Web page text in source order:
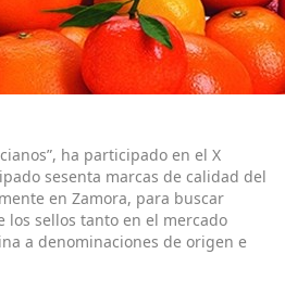
ha participado en el X
sesenta marcas de calidad del
en Zamora, para buscar
sellos tanto en el mercado
a denominaciones de origen e